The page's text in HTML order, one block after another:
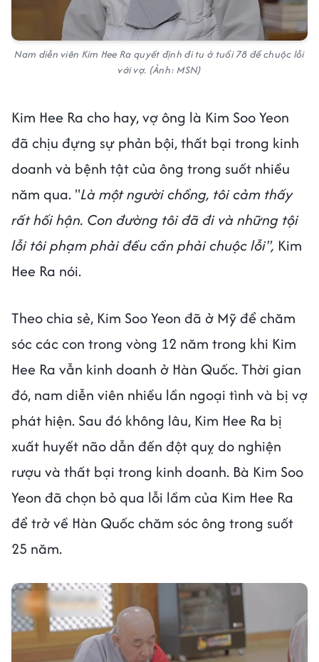
Nam diễn viên Kim Hee Ra quyết định đi tu ở tuổi 78 để chuộc lỗi
với vợ. (Ảnh: MSN)
Kim Hee Ra cho hay, vợ ông là Kim Soo Yeon
đã chịu đựng sự phản bội, thất bại trong kinh
doanh và bệnh tật của ông trong suốt nhiều
năm qua. "Là một người chồng, tôi cảm thấy
rất hối hận. Con đường tôi đã đi và những tội
lỗi tôi phạm phải đều cần phải chuộc lỗi", Kim
Hee Ra nói.
Theo chia sẻ, Kim Soo Yeon đã ở Mỹ để chăm
sóc các con trong vòng 12 năm trong khi Kim
Hee Ra vẫn kinh doanh ở Hàn Quốc. Thời gian
đó, nam diễn viên nhiều lần ngoại tình và bị vợ
phát hiện. Sau đó không lâu, Kim Hee Ra bị
xuất huyết não dẫn đến đột quỵ do nghiện
rượu và thất bại trong kinh doanh. Bà Kim Soo
Yeon đã chọn bỏ qua lỗi lầm của Kim Hee Ra
để trở về Hàn Quốc chăm sóc ông trong suốt
25 năm.